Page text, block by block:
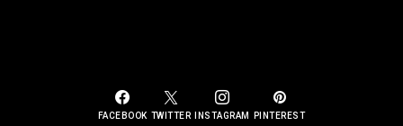
FACEBOOK TWITTER
INSTAGRAM
PINTEREST